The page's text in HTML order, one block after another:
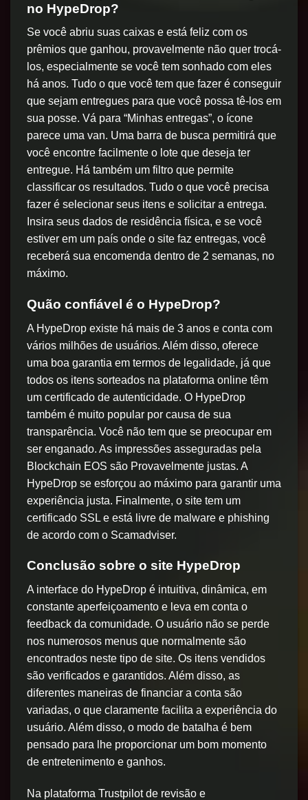
no HypeDrop?
Se você abriu suas caixas e está feliz com os
prêmios que ganhou, provavelmente não quer trocá-
los, especialmente se você tem sonhado com eles
há anos. Tudo o que você tem que fazer é conseguir
que sejam entregues para que você possa tê-los em
sua posse. Vá para “Minhas entregas”, o ícone
parece uma van. Uma barra de busca permitirá que
você encontre facilmente o lote que deseja ter
entregue. Há também um filtro que permite
classificar os resultados. Tudo o que você precisa
fazer é selecionar seus itens e solicitar a entrega.
Insira seus dados de residência física, e se você
estiver em um país onde o site faz entregas, você
receberá sua encomenda dentro de 2 semanas, no
máximo.
Quão confiável é o HypeDrop?
A HypeDrop existe há mais de 3 anos e conta com
vários milhões de usuários. Além disso, oferece
uma boa garantia em termos de legalidade, já que
todos os itens sorteados na plataforma online têm
um certificado de autenticidade. O HypeDrop
também é muito popular por causa de sua
transparência. Você não tem que se preocupar em
ser enganado. As impressões asseguradas pela
Blockchain EOS são Provavelmente justas. A
HypeDrop se esforçou ao máximo para garantir uma
experiência justa. Finalmente, o site tem um
certificado SSL e está livre de malware e phishing
de acordo com o Scamadviser.
Conclusão sobre o site HypeDrop
A interface do HypeDrop é intuitiva, dinâmica, em
constante aperfeiçoamento e leva em conta o
feedback da comunidade. O usuário não se perde
nos numerosos menus que normalmente são
encontrados neste tipo de site. Os itens vendidos
são verificados e garantidos. Além disso, as
diferentes maneiras de financiar a conta são
variadas, o que claramente facilita a experiência do
usuário. Além disso, o modo de batalha é bem
pensado para lhe proporcionar um bom momento
de entretenimento e ganhos.
Na plataforma Trustpilot de revisão e